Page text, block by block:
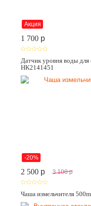
Акция
1 700 p
Датчик уровня воды
HK2141451
-20%
2 500 p 3 100 p
Чаша измельчителя